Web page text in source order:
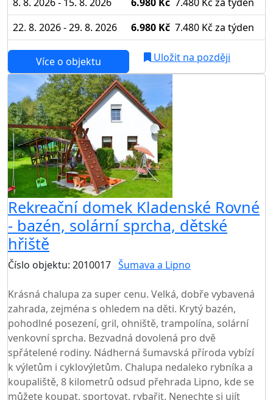
22. 8. 2026 - 29. 8. 2026
6.980 Kč 7.480 Kč za týden
Více o objektu Uložit na později
Rekreační domek Kladenské Rovné
- bazén, solární sprcha, dětské
hřiště
Číslo objektu: 2010017 Šumava a Lipno
Krásná chalupa za super cenu. Velká, dobře vybavená
zahrada, zejména s ohledem na děti. Krytý bazén,
pohodlné posezení, gril, ohniště, trampolína, solární
venkovní sprcha. Bezvadná dovolená pro dvě
spřátelené rodiny. Nádherná šumavská příroda vybízí
k výletům i cyklovýletům. Chalupa nedaleko rybníka a
koupaliště, 8 kilometrů odsud přehrada Lipno, kde se
můžete koupat, sportovat, rybařit. Nenechte si ujít